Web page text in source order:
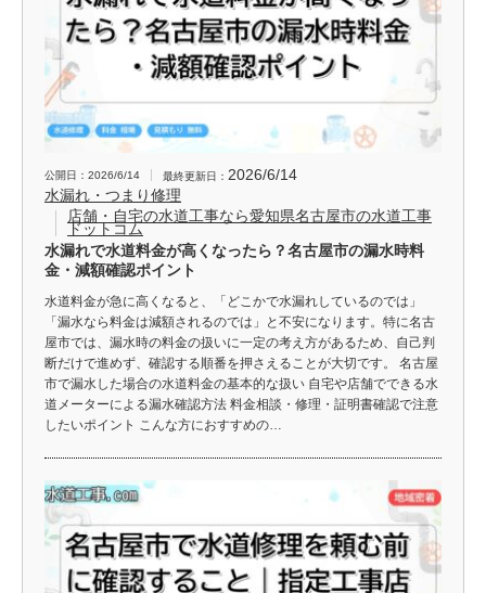
公開日：2026/6/14 最終更新日： 2026/6/14
水漏れ・つまり修理
店舗・自宅の水道工事なら愛知県名古屋市の水道工事
ドットコム
水漏れで水道料金が高くなったら？名古屋市の漏水時料
金・減額確認ポイント
水道料金が急に高くなると、「どこかで水漏れしているのでは」
「漏水なら料金は減額されるのでは」と不安になります。特に名古
屋市では、漏水時の料金の扱いに一定の考え方があるため、自己判
断だけで進めず、確認する順番を押さえることが大切です。 名古屋
市で漏水した場合の水道料金の基本的な扱い 自宅や店舗でできる水
道メーターによる漏水確認方法 料金相談・修理・証明書確認で注意
したいポイント こんな方におすすめの…